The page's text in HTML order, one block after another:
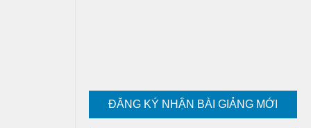
ĐĂNG KÝ NHẬN BÀI GIẢNG MỚI